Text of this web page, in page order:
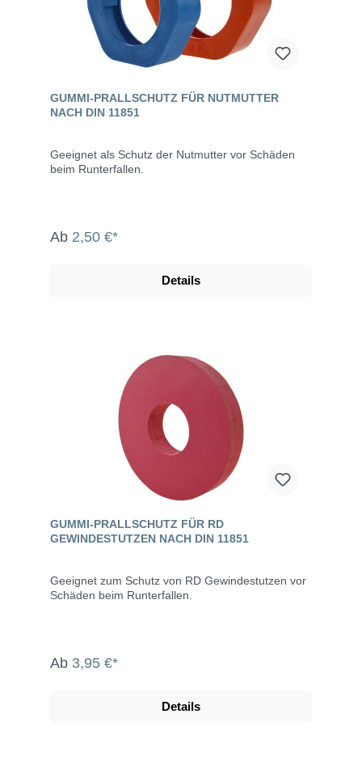
GUMMI-PRALLSCHUTZ FÜR NUTMUTTER
NACH DIN 11851
Geeignet als Schutz der Nutmutter vor Schäden
beim Runterfallen.
Ab 2,50 €*
Details
GUMMI-PRALLSCHUTZ FÜR RD
GEWINDESTUTZEN NACH DIN 11851
Geeignet zum Schutz von RD Gewindestutzen vor
Schäden beim Runterfallen.
Ab 3,95 €*
Details